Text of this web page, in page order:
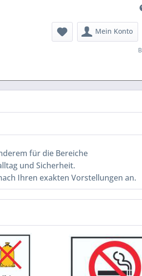
Mein Konto
für die Bereiche
und Sicherheit.
Ihren exakten Vorstellungen an.